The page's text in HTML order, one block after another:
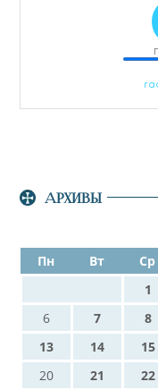
АРХИВЫ
Пн Вт Ср
1
6
7 8
13
14 15
20
21 22